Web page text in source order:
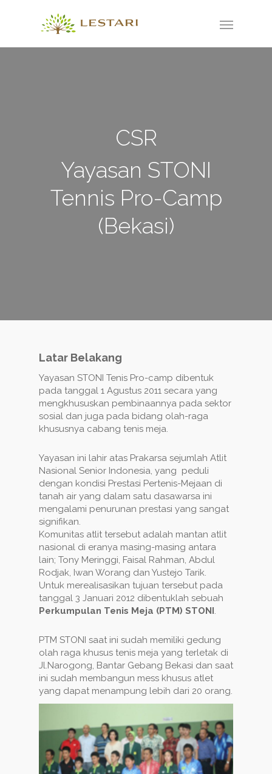
CSR
Yayasan STONI
Tennis Pro-Camp
(Bekasi)
Latar Belakang
Yayasan STONI Tenis Pro-camp dibentuk
pada tanggal 1 Agustus 2011 secara yang
mengkhususkan pembinaannya pada sektor
sosial dan juga pada bidang olah-raga
khususnya cabang tenis meja.
Yayasan ini lahir atas Prakarsa sejumlah Atlit
Nasional Senior Indonesia, yang peduli
dengan kondisi Prestasi Pertenis-Mejaan di
tanah air yang dalam satu dasawarsa ini
mengalami penurunan prestasi yang sangat
signifikan.
Komunitas atlit tersebut adalah mantan atlit
nasional di eranya masing-masing antara
lain; Tony Meringgi, Faisal Rahman, Abdul
Rodjak, Iwan Worang dan Yustejo Tarik.
Untuk merealisasikan tujuan tersebut pada
tanggal 3 Januari 2012 dibentuklah sebuah
Perkumpulan Tenis Meja (PTM) STONI.
PTM STONI saat ini sudah memiliki gedung
olah raga khusus tenis meja yang terletak di
Jl.Narogong, Bantar Gebang Bekasi dan saat
ini sudah membangun mess khusus atlet
yang dapat menampung lebih dari 20 orang.